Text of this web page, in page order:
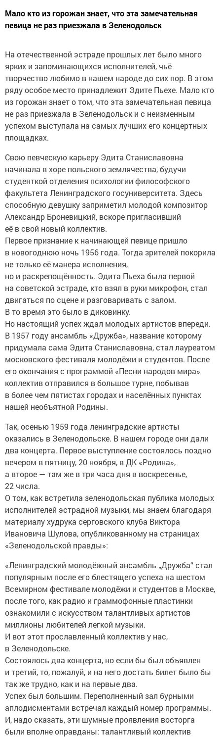
Мало кто из горожан знает, что эта замечательная
певица не раз приезжала в Зеленодольск
На отечественной эстраде прошлых лет было много
ярких и запоминающихся исполнителей, чьё
творчество любимо в нашем народе до сих пор. В этом
ряду особое место принадлежит Эдите Пьехе. Мало кто
из горожан знает о том, что эта замечательная певица
не раз приезжала в Зеленодольск и с неизменным
успехом выступала на самых лучших его концертных
площадках.
Свою певческую карьеру Эдита Станиславовна
начинала в хоре польского землячества, будучи
студенткой отделения психологии философского
факультета Ленинградского госуниверситета. Здесь
способную девушку заприметил молодой композитор
Александр Броневицкий, вскоре пригласивший
её в свой новый коллектив.
Первое признание к начинающей певице пришло
в новогоднюю ночь 1956 года. Тогда зрителей покорила
не только её манера исполнения,
но и раскрепощённость. Эдита Пьеха была первой
на советской эстраде, кто взял в руки микрофон, стал
двигаться по сцене и разговаривать с залом.
В то время это было в диковинку.
Но настоящий успех ждал молодых артистов впереди.
В 1957 году ансамбль «Дружба», название которому
придумала сама Эдита Станиславовна, стал лауреатом
московского фестиваля молодёжи и студентов. После
его окончания с программой «Песни народов мира»
коллектив отправился в большое турне, побывав
в более чем пятистах городах и населённых пунктах
нашей необъятной Родины.
Так, осенью 1959 года ленинградские артисты
оказались в Зеленодольске. В нашем городе они дали
два концерта. Первое выступление состоялось поздно
вечером в пятницу, 20 ноября, в ДК «Родина»,
а второе — там же в три часа дня в воскресенье,
22 числа.
О том, как встретила зеленодольская публика молодых
исполнителей эстрадной музыки, мы знаем благодаря
материалу худрука серговского клуба Виктора
Ивановича Шулова, опубликованному на страницах
«Зеленодольской правды»:
«Ленинградский молодёжный ансамбль „Дружба“ стал
популярным после его блестящего успеха на шестом
Всемирном фестивале молодёжи и студентов в Москве,
после того, как радио и граммофонные пластинки
ознакомили с искусством талантливых артистов
миллионы любителей легкой музыки.
И вот этот прославленный коллектив у нас,
в Зеленодольске.
Состоялось два концерта, но если бы был объявлен
и третий, то, пожалуй, и на него достать билет было бы
так же трудно, как и на первые два.
Успех был большим. Переполненный зал бурными
аплодисментами встречал каждый номер программы.
И, надо сказать, эти шумные проявления восторга
были вполне оправданы: талантливый коллектив